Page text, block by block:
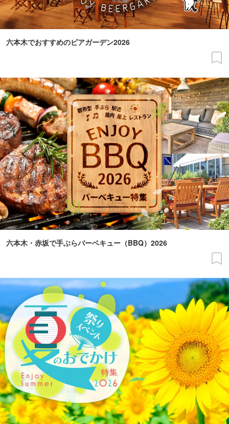
六本木でおすすめのビアガーデン2026
六本木・赤坂で手ぶらバーベキュー（BBQ）2026